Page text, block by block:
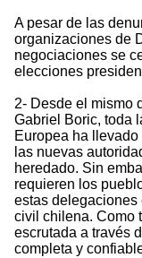
A pesar de las
organizaciones de
negociaciones se
elecciones
2- Desde el mismo
Gabriel Boric, toda
Europea ha
las nuevas
heredado. Sin
requieren los
estas delegaciones
civil chilena. Como
escrutada a través
completa y